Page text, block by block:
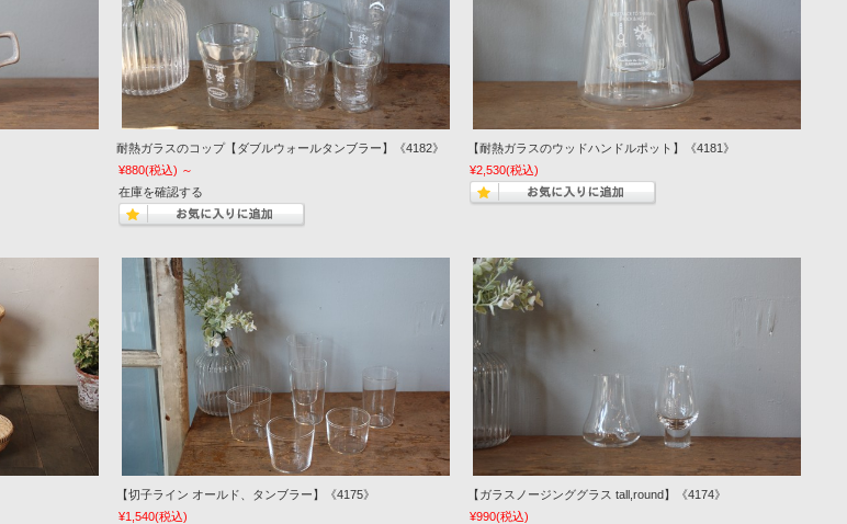
耐熱ガラスのコップ【ダブルウォールタンブラー】《4182》
¥880(税込) ～
在庫を確認する
【耐熱ガラスのウッドハンドルポット】《4181》
¥2,530(税込)
【切子ライン オールド、タンブラー】《4175》
¥1,540(税込)
【ガラスノージンググラス tall,round】《4174》
¥990(税込)